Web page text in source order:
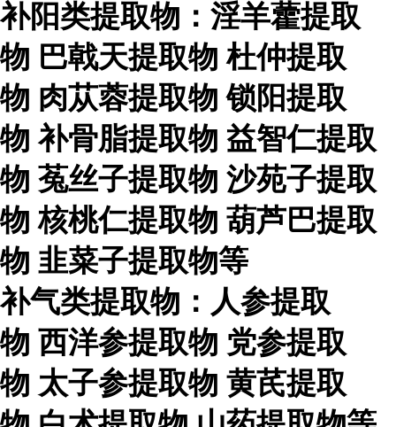
补阳类提取物：淫羊藿提取
物 巴戟天提取物 杜仲提取
物 肉苁蓉提取物 锁阳提取
物 补骨脂提取物 益智仁提取
物 菟丝子提取物 沙苑子提取
物 核桃仁提取物 葫芦巴提取
物 韭菜子提取物等
补气类提取物：人参提取
物 西洋参提取物 党参提取
物 太子参提取物 黄芪提取